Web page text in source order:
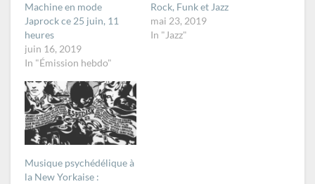
Machine en mode
Japrock ce 25 juin, 11
heures
juin 16, 2019
In "Émission hebdo"
Rock, Funk et Jazz
mai 23, 2019
In "Jazz"
Musique psychédélique à
la New Yorkaise :